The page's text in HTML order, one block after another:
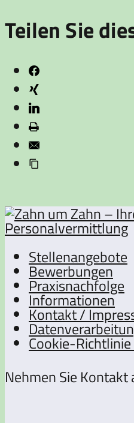
Teilen Sie
Stellenangebote
Bewerbungen
Praxisnachfolge
Informationen
Kontakt /
Cookie-Richtlinie
Nehmen Sie Kontakt